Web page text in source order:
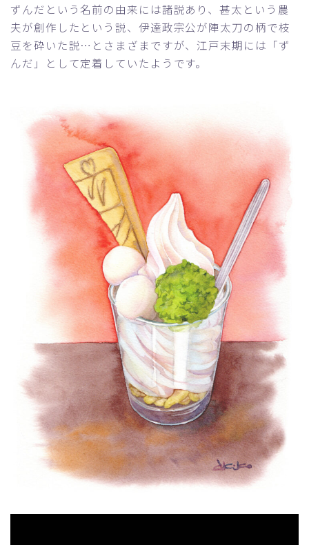
ずんだという名前の由来には諸説あり、甚太という農
夫が創作したという説、伊達政宗公が陣太刀の柄で枝
豆を砕いた説…とさまざまですが、江戸末期には「ず
んだ」として定着していたようです。